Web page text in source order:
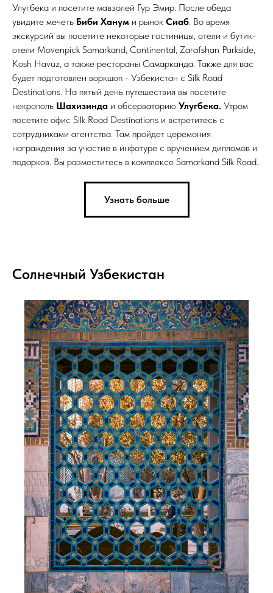
Улугбека и посетите мавзолей Гур Эмир. После обеда
увидите мечеть Биби Ханум и рынок Сиаб. Во время
экскурсий вы посетите некоторые гостиницы, отели и бутик-
отели Movenpick Samarkand, Continental, Zarafshan Parkside,
Kosh Havuz, а также рестораны Самарканда. Также для вас
будет подготовлен воркшоп - Узбекистан с Silk Road
Destinations. На пятый день путешествия вы посетите
некрополь Шахизинда и обсерваторию Улугбека. Утром
посетите офис Silk Road Destinations и встретитесь с
сотрудниками агентства. Там пройдет церемония
награждения за участие в инфотуре с вручением дипломов и
подарков. Вы разместитесь в комплексе Samarkand Silk Road.
Узнать больше
Солнечный Узбекистан